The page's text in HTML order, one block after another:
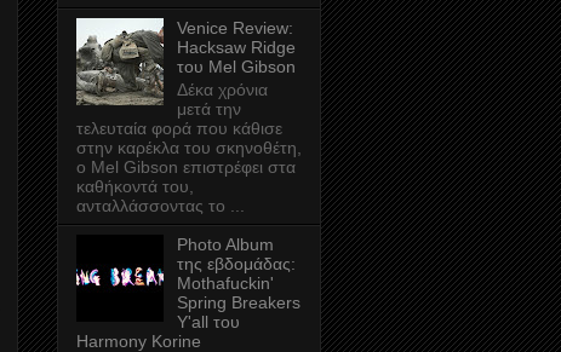
Venice Review:
Hacksaw Ridge
του Mel Gibson
Δέκα χρόνια
μετά την
τελευταία φορά που κάθισε
στην καρέκλα του σκηνοθέτη,
ο Mel Gibson επιστρέφει στα
καθήκοντά του,
ανταλλάσσοντας το ...
Photo Album
της εβδομάδας:
Mothafuckin'
Spring Breakers
Y'all του
Harmony Korine